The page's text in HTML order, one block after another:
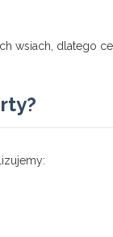
wsiach, dlatego